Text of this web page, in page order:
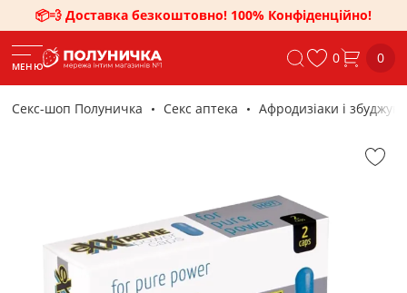
📦💨 Доставка безкоштовно! 100% Конфіденційно!
МЕНЮ 0 0
Секс-шоп Полуничка Секс аптека Афродизіаки і